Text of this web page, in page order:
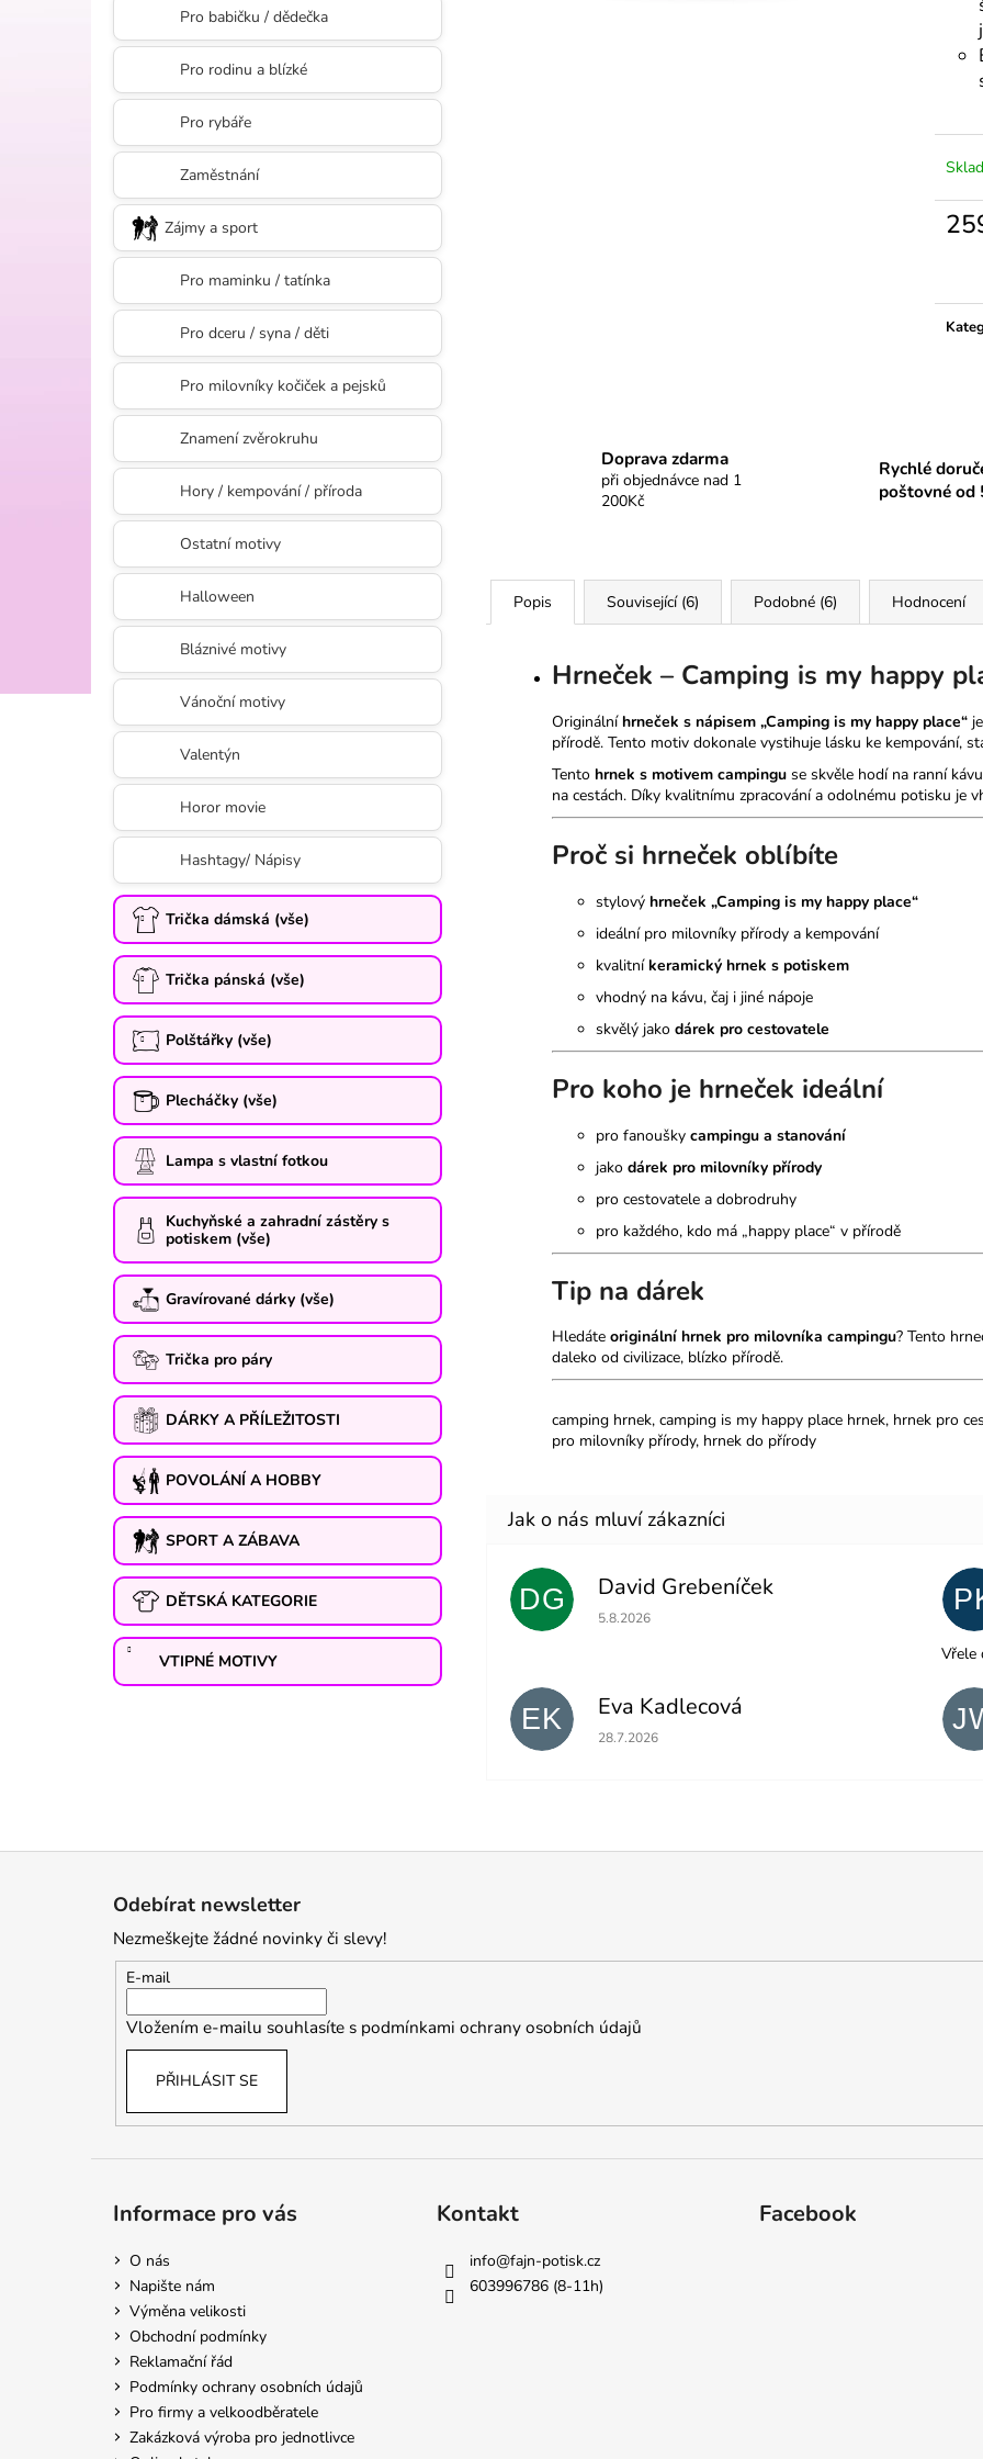
Pro babičku / dědečka
Pro rodinu a blízké
Pro rybáře
Zaměstnání
Zájmy a sport
Pro maminku / tatínka
Pro dceru / syna / děti
Pro milovníky kočiček a pejsků
Znamení zvěrokruhu
Hory / kempování / příroda
Ostatní motivy
Halloween
Bláznivé motivy
Vánoční motivy
Valentýn
Horor movie
Hashtagy/ Nápisy
Trička dámská (vše)
Trička pánská (vše)
Polštářky (vše)
Plecháčky (vše)
Lampa s vlastní fotkou
Kuchyňské a zahradní zástěry s
potiskem (vše)
Gravírované dárky (vše)
Trička pro páry
DÁRKY A PŘÍLEŽITOSTI
POVOLÁNÍ A HOBBY
SPORT A ZÁBAVA
DĚTSKÁ KATEGORIE
VTIPNÉ MOTIVY
Doprava zdarma
při objednávce nad 1
200Kč
Rychlé
poštovné od
Popis Související (6) Podobné (6) Hodnocení
Hrneček – Camping is my happy
Originálníhrneček s nápisem „Camping is my happy place“
přírodě. Tento motiv dokonale vystihuje lásku ke kempování,
Tento hrnek s motivem campingu se skvěle hodí na ranní
na cestách. Díky kvalitnímu zpracování a odolnému potisku je
Proč si hrneček oblíbíte
stylový hrneček „Camping is my happy place“
ideální pro milovníky přírody a kempování
kvalitníkeramický hrnek s potiskem
vhodný na kávu, čaj i jiné nápoje
skvělý jako dárek pro cestovatele
Pro koho je hrneček ideální
pro fanoušky campingu a stanování
jako dárek pro milovníky přírody
pro cestovatele a dobrodruhy
pro každého, kdo má „happy place“ v přírodě
Tip na dárek
Hledáte originální hrnek pro milovníka campingu? Tento
daleko od civilizace, blízko přírodě.
camping hrnek, camping is my happy place hrnek, hrnek pro
pro milovníky přírody, hrnek do přírody
DG David Grebeníček
Hodnocení obchodu je 5 z 5 hvězdiček.
5.8.2026
Vřele
EK Eva Kadlecová
Hodnocení obchodu je 5 z 5 hvězdiček.
28.7.2026
Odebírat newsletter
Nezmeškejte žádné novinky či slevy!
E-mail
Vložením e-mailu souhlasíte s podmínkami ochrany osobních údajů
PŘIHLÁSIT SE
Informace pro vás
O nás
Napište nám
Výměna velikosti
Obchodní podmínky
Reklamační řád
Podmínky ochrany osobních údajů
Pro firmy a velkoodběratele
Zakázková výroba pro jednotlivce
Kontakt
info@fajn-potisk.cz
603996786 (8-11h)
Facebook